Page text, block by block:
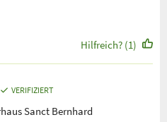
Hilfreich? (1)
VERIFIZIERT
Sanct Bernhard